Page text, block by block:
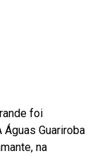
foi
Guariroba
na